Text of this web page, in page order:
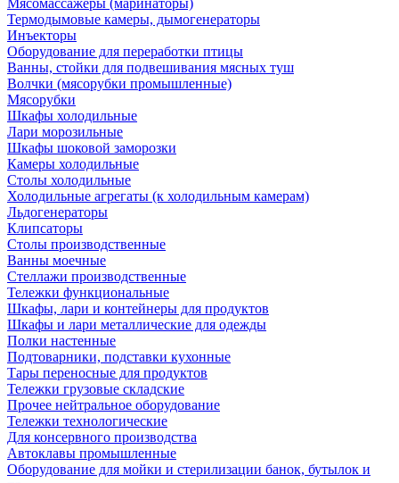
Мясомассажеры (маринаторы)
Термодымовые камеры, дымогенераторы
Инъекторы
Оборудование для переработки птицы
Ванны, стойки для подвешивания мясных туш
Волчки (мясорубки промышленные)
Мясорубки
Шкафы холодильные
Лари морозильные
Шкафы шоковой заморозки
Камеры холодильные
Столы холодильные
Холодильные агрегаты (к холодильным камерам)
Льдогенераторы
Клипсаторы
Столы производственные
Ванны моечные
Стеллажи производственные
Тележки функциональные
Шкафы, лари и контейнеры для продуктов
Шкафы и лари металлические для одежды
Полки настенные
Подтоварники, подставки кухонные
Тары переносные для продуктов
Тележки грузовые складские
Прочее нейтральное оборудование
Тележки технологические
Для консервного производства
Автоклавы промышленные
Оборудование для мойки и стерилизации банок, бутылок и